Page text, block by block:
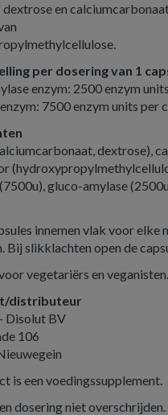
en
per dosering van 1
enzym: 2500 enzym
7500 enzym units per
dextrose),
gluco-amylase
innemen vlak voor
Bij slikklachten open de
vegetariërs en veganisten.
distributeur
Disolut BV
106
is een voedingssupplement.
dosering niet overschrijden.